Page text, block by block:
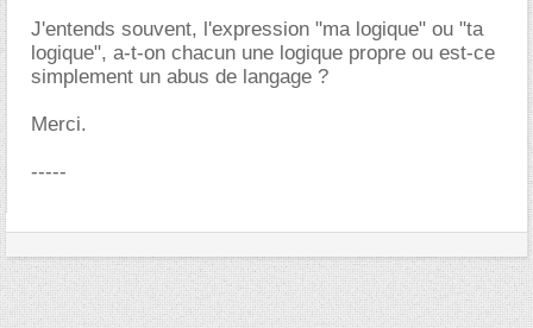
J'entends souvent, l'expression "ma logique" ou "ta
logique", a-t-on chacun une logique propre ou est-ce
simplement un abus de langage ?
Merci.
-----